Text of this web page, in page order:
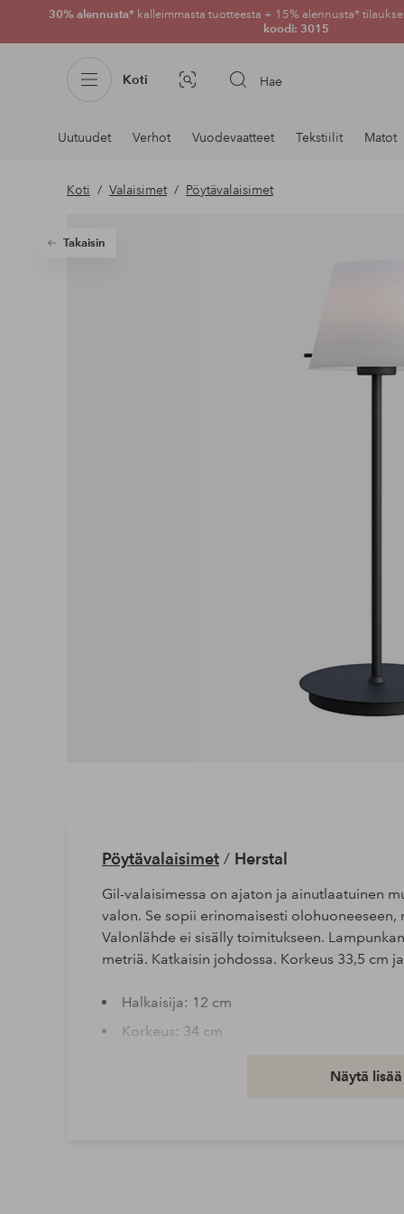
30% alennusta* kalleimmasta tuotteesta + 15% alennusta*
koodi: 3015
Koti Kuvahaku Hae
Navigointi
osastoilla
Uutuudet Verhot Vuodevaatteet Tekstiilit Matot
Koti Valaisimet Pöytävalaisimet
Takaisin
Pöytävalaisimet/ Herstal
Gil-valaisimessa on ajaton ja ainutlaatuinen
valon. Se sopii erinomaisesti
Valonlähde ei sisälly toimitukseen.
metriä. Katkaisin johdossa. Korkeus 33,5 cm
Halkaisija: 12 cm
Korkeus: 34 cm
Näytä lisää